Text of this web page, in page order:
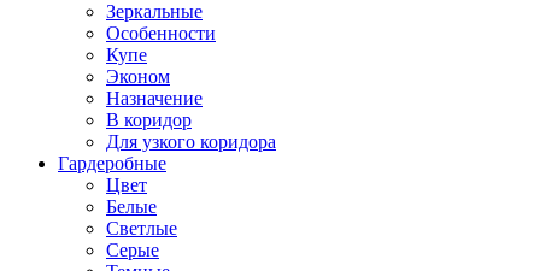
Зеркальные
Особенности
Купе
Эконом
Назначение
В коридор
Для узкого коридора
Гардеробные
Цвет
Белые
Светлые
Серые